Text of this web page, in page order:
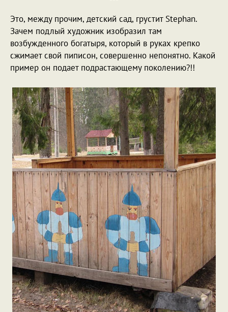
Это, между прочим, детский сад, грустит Stephan.
Зачем подлый художник изобразил там
возбужденного богатыря, который в руках крепко
сжимает свой пиписон, совершенно непонятно. Какой
пример он подает подрастающему поколению?!!